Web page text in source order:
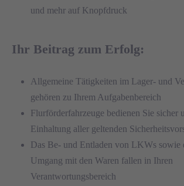
und mehr auf Knopfdruck
Ihr Beitrag zum Erfolg:
Allgemeine Tätigkeiten im Lager- und
gehören zu Ihrem Aufgabenbereich
Flurförderfahrzeuge bedienen Sie sicher
Einhaltung aller geltenden
Das Be- und Entladen von LKWs sowie
Umgang mit den Waren fallen in Ihren
Verantwortungsbereich